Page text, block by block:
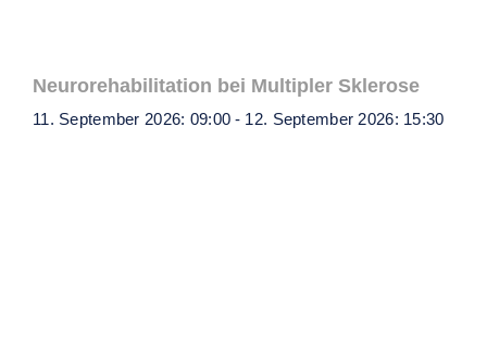
Neurorehabilitation bei Multipler Sklerose
11. September 2026: 09:00 - 12. September 2026: 15:30